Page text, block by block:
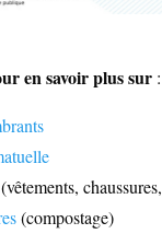
en savoir plus sur :
(vêtements,
(compostage)